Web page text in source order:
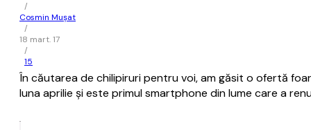
/
Cosmin Mușat
/
18 mart. 17
/
15
În căutarea de chilipiruri pentru voi, am găsit o ofertă
luna aprilie şi este primul smartphone din lume care a